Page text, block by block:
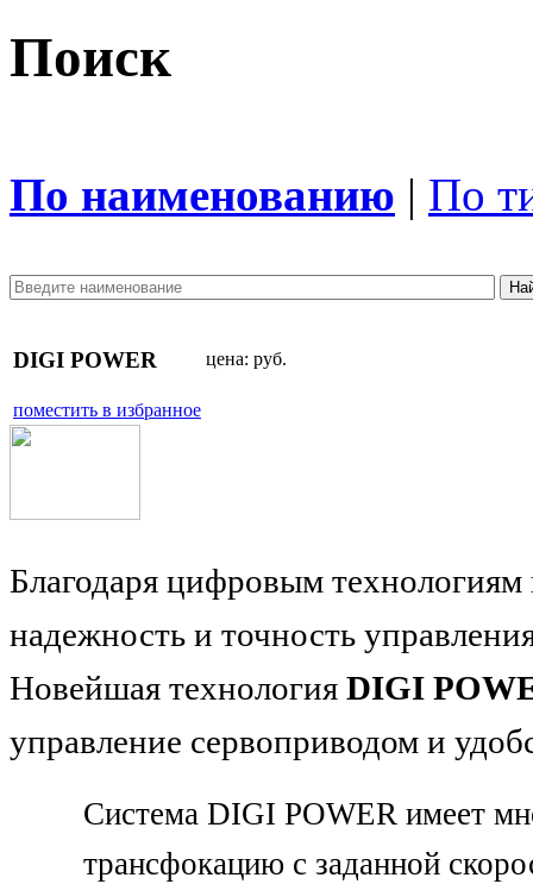
Поиск
По наименованию | По
DIGI POWER цена: руб.
поместить в избранное
Благодаря цифровым
надежность и точность
Новейшая технология DIGI
управление сервоприводом и
Система DIGI POWER имеет
трансфокацию с заданной